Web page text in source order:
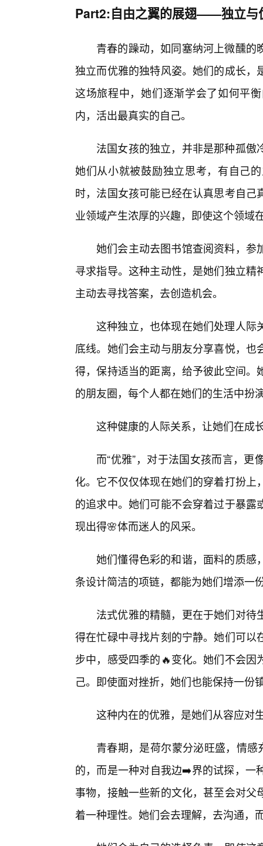
Part2:自由之翼的展翅——独立与
青春的躁动，如同塞纳河上微醺
独立而优雅的独特风姿。她们的成长
这场旅程中，她们逐渐学会了如何平
内，活出最真实的自己。
法国女孩的独立，并非是那种孤
她们从小就被鼓励独立思考，有自己
时，法国女孩可能已经在认真思考自
业领域产生浓厚的兴趣，即使这个领域
她们会主动去图书馆查阅资料，参
寻求指导。这种主动性，是她们独立
主动去寻找答案，去创造机会。
这种独立，也体现在她们处理人际
底线。她们会主动与朋友分享喜悦，
得，保持适当的距离，给予彼此空间
的朋友圈，每个人都在她们的生活中扮
这种健康的人际关系，让她们在成
而“优雅”，对于法国女孩而言，
化。它不仅仅体现在她们的穿着打扮
的追求中。她们可能不会穿着过于暴
现出得🌸体而迷人的风采。
她们懂得色彩的和谐，面料的质感
条设计简洁的项链，都能为她们增添一
法式优雅的精髓，更在于她们对
得在忙碌中寻找片刻的宁静。她们可
步中，感受四季的🔥变化。她们不会
己。即使面对挫折，她们也能保持一份
这种内在的优雅，是她们从容应对
青春期，是荷尔蒙分泌旺盛，情感
的，而是一种对自我边➡️界的试探，一
事物，接触一些新的文化，甚至会对
着一种理性。她们会去理解，去沟通，